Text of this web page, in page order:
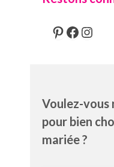
Pinterest
Voulez-vous
pour bien
mariée ?